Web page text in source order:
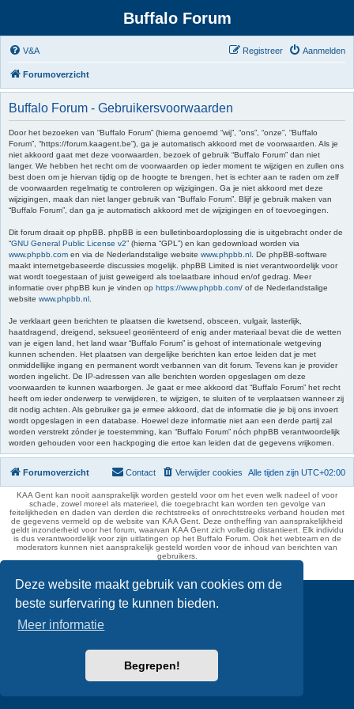
Deze website maakt gebruik van cookies om de
beste surfervaring te kunnen bieden.
Meer informatie
Begrepen!
Buffalo Forum
V&A Aanmelden
Registreer
Forumoverzicht
Buffalo Forum - Gebruikersvoorwaarden
Door het bezoeken van “Buffalo Forum” (hierna genoemd “wij”, “ons”, “onze”, “Buffalo
Forum”, “https://forum.kaagent.be”), ga je automatisch akkoord met de voorwaarden. Als je
niet akkoord gaat met deze voorwaarden, bezoek of gebruik “Buffalo Forum” dan niet
langer. We hebben het recht om de voorwaarden op ieder moment te wijzigen en zullen ons
best doen om je hiervan tijdig op de hoogte te brengen, het is echter aan te raden om zelf
de voorwaarden regelmatig te controleren op wijzigingen. Ga je niet akkoord met deze
wijzigingen, maak dan niet langer gebruik van “Buffalo Forum”. Blijf je gebruik maken van
“Buffalo Forum”, dan ga je automatisch akkoord met de wijzigingen en of toevoegingen.
Dit forum draait op phpBB. phpBB is een bulletinboardoplossing die is uitgebracht onder de
“GNU General Public License v2” (hierna “GPL”) en kan gedownload worden via
www.phpbb.com en via de Nederlandstalige website www.phpbb.nl . De phpBB-software
maakt internetgebaseerde discussies mogelijk. phpBB Limited is niet verantwoordelijk voor
wat wordt toegestaan of juist geweigerd als toelaatbare inhoud en/of gedrag. Meer
informatie over phpBB kun je vinden op https://www.phpbb.com/ of de Nederlandstalige
website www.phpbb.nl
Je verklaart geen berichten te plaatsen die kwetsend, obsceen, vulgair, lasterlijk,
haatdragend, dreigend, seksueel georiënteerd of enig ander materiaal bevat die de wetten
van je eigen land, het land waar “Buffalo Forum” is gehost of internationale wetgeving
kunnen schenden. Het plaatsen van dergelijke berichten kan ertoe leiden dat je met
onmiddellijke ingang en permanent wordt verbannen van dit forum. Tevens kan je provider
worden ingelicht. De IP-adressen van alle berichten worden opgeslagen om deze
voorwaarden te kunnen waarborgen. Je gaat er mee akkoord dat “Buffalo Forum” het recht
heeft om ieder onderwerp te verwijderen, te wijzigen, te sluiten of te verplaatsen wanneer zij
dit nodig achten. Als gebruiker ga je ermee akkoord, dat de informatie die je bij ons invoert
wordt opgeslagen in een database. Hoewel deze informatie niet aan een derde partij zal
worden verstrekt zónder je toestemming, kan “Buffalo Forum” nóch phpBB verantwoordelijk
worden gehouden voor een hackpoging die ertoe kan leiden dat de gegevens vrijkomen.
Forumoverzicht Alle tijden zijn UTC+02:00
Verwijder cookies
Contact
KAA Gent kan nooit aansprakelijk worden gesteld voor om het even welk nadeel of voor
schade, zowel moreel als materieel, die toegebracht kan worden ten gevolge van
feitelijkheden en daden van derden die rechtstreeks of onrechtstreeks verband houden met
de gegevens vermeld op de website van KAA Gent. Deze ontheffing van aansprakelijkheid
geldt inzonderheid voor het forum, waarvan KAA Gent zich volledig distantieert. Elk individu
is dus verantwoordelijk voor zijn uitlatingen op het Buffalo Forum. Ook het webteam en de
moderators kunnen niet aansprakelijk gesteld worden voor de inhoud van berichten van
gebruikers.